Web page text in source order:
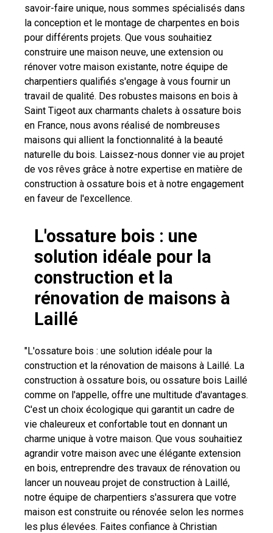
savoir-faire unique, nous sommes spécialisés dans
la conception et le montage de charpentes en bois
pour différents projets. Que vous souhaitiez
construire une maison neuve, une extension ou
rénover votre maison existante, notre équipe de
charpentiers qualifiés s'engage à vous fournir un
travail de qualité. Des robustes maisons en bois à
Saint Tigeot aux charmants chalets à ossature bois
en France, nous avons réalisé de nombreuses
maisons qui allient la fonctionnalité à la beauté
naturelle du bois. Laissez-nous donner vie au projet
de vos rêves grâce à notre expertise en matière de
construction à ossature bois et à notre engagement
en faveur de l'excellence.
L'ossature bois : une
solution idéale pour la
construction et la
rénovation de maisons à
Laillé
"L'ossature bois : une solution idéale pour la
construction et la rénovation de maisons à Laillé. La
construction à ossature bois, ou ossature bois Laillé
comme on l'appelle, offre une multitude d'avantages.
C'est un choix écologique qui garantit un cadre de
vie chaleureux et confortable tout en donnant un
charme unique à votre maison. Que vous souhaitiez
agrandir votre maison avec une élégante extension
en bois, entreprendre des travaux de rénovation ou
lancer un nouveau projet de construction à Laillé,
notre équipe de charpentiers s'assurera que votre
maison est construite ou rénovée selon les normes
les plus élevées. Faites confiance à Christian